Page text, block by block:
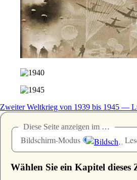
Zweiter Weltkrieg von 1939 bis 1945 —
Diese Seite anzeigen im …
Bildschirm-Modus
Wählen Sie ein Kapitel dieses